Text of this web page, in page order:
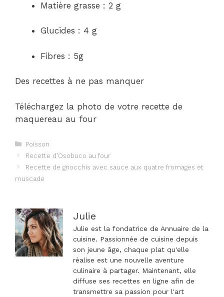
Matière grasse : 2 g
Glucides : 4 g
Fibres : 5g
Des recettes à ne pas manquer
Téléchargez la photo de votre recette de
maquereau au four
Catégories
Poisson
Navigation
des
Recette d'Osobuco au four
Recette de gnocchis avec sauce aux quatre fromages et
muscade
Julie
Julie est la fondatrice de Annuaire de la
cuisine. Passionnée de cuisine depuis
son jeune âge, chaque plat qu'elle
réalise est une nouvelle aventure
culinaire à partager. Maintenant, elle
diffuse ses recettes en ligne afin de
transmettre sa passion pour l'art